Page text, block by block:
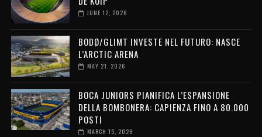
JUNE 12, 2026
BODØ/GLIMT INVESTE NEL FUTURO: NASCE
L’ARCTIC ARENA
MAY 21, 2026
BOCA JUNIORS PIANIFICA L’ESPANSIONE
DELLA BOMBONERA: CAPIENZA FINO A 80.000
POSTI
MARCH 15, 2026